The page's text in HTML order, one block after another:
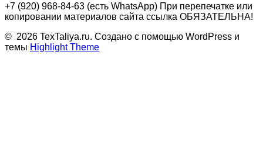
+7 (920) 968-84-63 (есть WhatsApp) При перепечатке или
копировании материалов сайта ссылка ОБЯЗАТЕЛЬНА!
© 2026 TexTaliya.ru. Создано с помощью WordPress и
темы Highlight Theme